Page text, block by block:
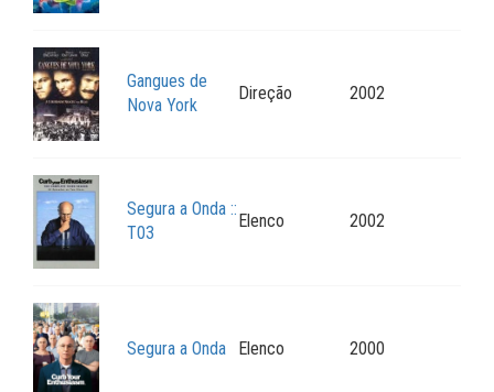
Gangues de
Nova York
Direção 2002
Segura a Onda ::
T03
Elenco 2002
Segura a Onda Elenco 2000